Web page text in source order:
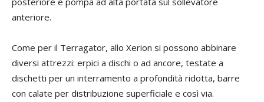
anteriore.
Come per il Terragator, allo Xerion si possono abbinare
diversi attrezzi: erpici a dischi o ad ancore, testate a
dischetti per un interramento a profondità ridotta, barre
con calate per distribuzione superficiale e così via.